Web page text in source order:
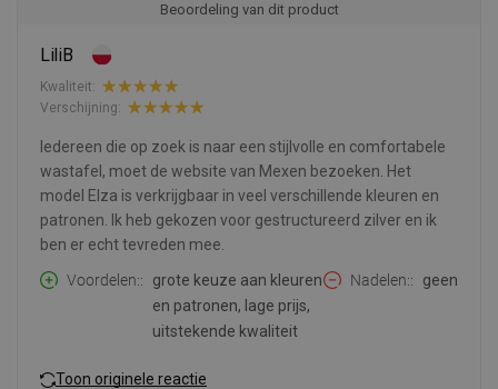
Beoordeling van dit product
LiliB
Kwaliteit:
Verschijning:
Iedereen die op zoek is naar een stijlvolle en comfortabele
wastafel, moet de website van Mexen bezoeken. Het
model Elza is verkrijgbaar in veel verschillende kleuren en
patronen. Ik heb gekozen voor gestructureerd zilver en ik
ben er echt tevreden mee.
Voordelen:
grote keuze aan kleuren
en patronen, lage prijs,
uitstekende kwaliteit
Nadelen: geen
Toon originele reactie